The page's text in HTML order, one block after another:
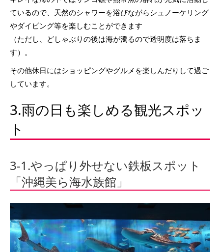
ているので、天然のシャワーを浴びながらシュノーケリング
やダイビング等を楽しむことができます
（ただし、どしゃぶりの後は海が濁るので透明度は落ちま
す）。
その他休日にはショッピングやグルメを楽しんだりして過ご
しています。
3.雨の日も楽しめる観光スポッ
ト
3-1.やっぱり外せない鉄板スポット
「沖縄美ら海水族館」